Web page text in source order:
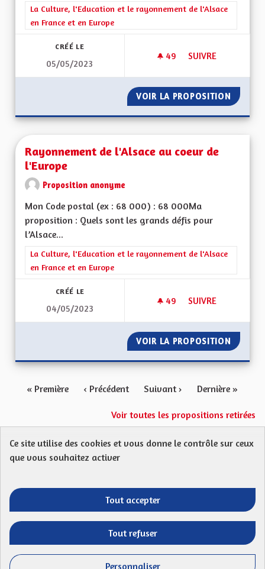
Filtrer les résultats de la catégorie : La Culture, l'Education et
La Culture, l'Education et le rayonnement de l'Alsace
en France et en Europe
CRÉÉ LE
05/05/2023
49 49 ABONNÉS
SUIVRE
VOIR LA PROPOSITION POUR
Rayonnement de l'Alsace au coeur de
l'Europe
Proposition anonyme
Mon Code postal (ex : 68 000) : 68 000Ma
proposition : Quels sont les grands défis pour
l’Alsace...
Filtrer les résultats de la catégorie : La Culture, l'Education et
La Culture, l'Education et le rayonnement de l'Alsace
en France et en Europe
CRÉÉ LE
04/05/2023
49 49 ABONNÉS
SUIVRE
VOIR LA PROPOSITION
« Première ‹ Précédent Suivant › Dernière »
Voir toutes les propositions retirées
Protection des Données
Télécharger les fichiers Open Data
Entre vos mains - Collectivité
Entre vos mains - Collectivité
Entre vos mains - Collectivité
Entre vos mains -
(Lien externe)
(Lien externe)
Ce site utilise des cookies et vous donne le contrôle sur ceux
que vous souhaitez activer
Tout accepter
Tout refuser
Personnaliser